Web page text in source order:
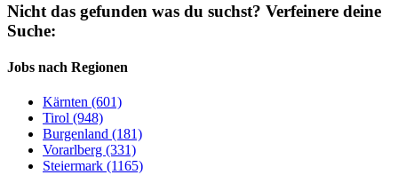
Nicht das gefunden was du suchst? Verfeinere deine
Suche:
Jobs nach Regionen
Kärnten (601)
Tirol (948)
Burgenland (181)
Vorarlberg (331)
Steiermark (1165)